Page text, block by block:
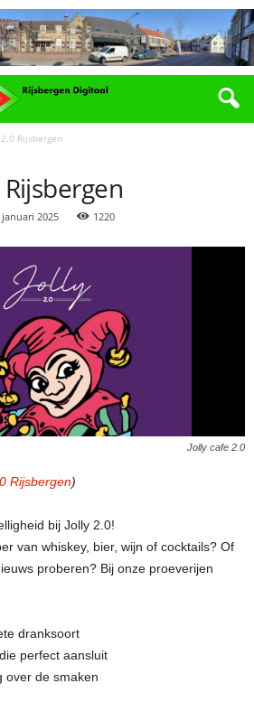
Rijsbergen
Rijsbergen
januari 2025 1220
Jolly cafe 2.0
Rijsbergen)
bij Jolly 2.0!
van whiskey, bier, wijn of cocktails? Of
proberen? Bij onze proeverijen
dranksoort
perfect aansluit
over de smaken